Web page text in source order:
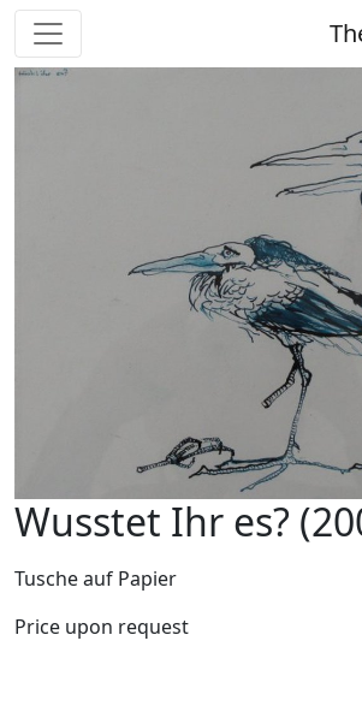
Wusstet Ihr es?
Tusche auf Papier
Price upon request